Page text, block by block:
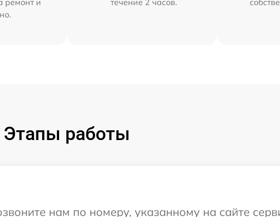
ремонт и
течение 2 часов.
Этапы работы
нам по номеру, указанному на сайте